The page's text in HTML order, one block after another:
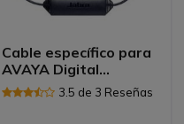
Cable específico para
AVAYA Digital
Deskphone 1400,
9400 y 9500
3.5 de 3 Reseñas